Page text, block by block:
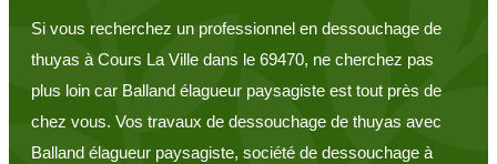
Si vous recherchez un professionnel en dessouchage de
thuyas à Cours La Ville dans le 69470, ne cherchez pas
plus loin car Balland élagueur paysagiste est tout près de
chez vous. Vos travaux de dessouchage de thuyas avec
Balland élagueur paysagiste, société de dessouchage à